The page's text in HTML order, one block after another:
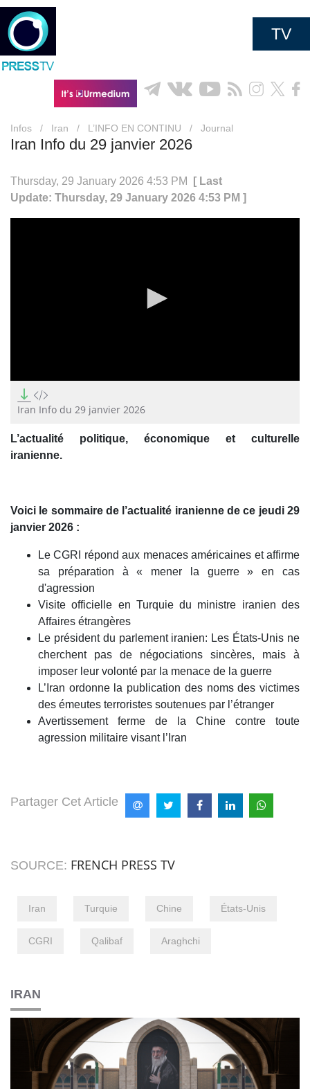
TV
Infos / Iran / L’INFO EN CONTINU / Journal
Iran Info du 29 janvier 2026
Thursday, 29 January 2026 4:53 PM
[ Last
Update: Thursday, 29 January 2026 4:53 PM ]
seconds
ofIran Info du 29 janvier 2026
L’actualité politique, économique et culturelle
iranienne.
Voici le sommaire de l’actualité iranienne de ce jeudi 29
janvier 2026 :
Le CGRI répond aux menaces américaines et affirme
sa préparation à « mener la guerre » en cas
d'agression
Visite officielle en Turquie du ministre iranien des
Affaires étrangères
Le président du parlement iranien: Les États-Unis ne
cherchent pas de négociations sincères, mais à
imposer leur volonté par la menace de la guerre
L’Iran ordonne la publication des noms des victimes
des émeutes terroristes soutenues par l’étranger
Avertissement ferme de la Chine contre toute
agression militaire visant l’Iran
Partager Cet Article
SOURCE: FRENCH PRESS TV
Iran Turquie Chine États-Unis
CGRI Qalibaf Araghchi
IRAN